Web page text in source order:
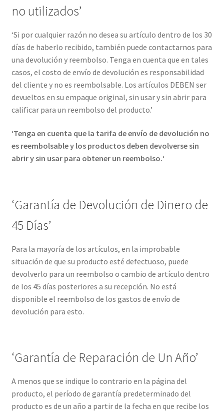
no utilizados’
‘Si por cualquier razón no desea su artículo dentro de los 30
días de haberlo recibido, también puede contactarnos para
una devolución y reembolso. Tenga en cuenta que en tales
casos, el costo de envío de devolución es responsabilidad
del cliente y no es reembolsable. Los artículos DEBEN ser
devueltos en su empaque original, sin usar y sin abrir para
calificar para un reembolso del producto.’
‘Tenga en cuenta que la tarifa de envío de devolución no
es reembolsable y los productos deben devolverse sin
abrir y sin usar para obtener un reembolso.‘
‘Garantía de Devolución de Dinero de
45 Días’
Para la mayoría de los artículos, en la improbable
situación de que su producto esté defectuoso, puede
devolverlo para un reembolso o cambio de artículo dentro
de los 45 días posteriores a su recepción. No está
disponible el reembolso de los gastos de envío de
devolución para esto.
‘Garantía de Reparación de Un Año’
A menos que se indique lo contrario en la página del
producto, el período de garantía predeterminado del
producto es de un año a partir de la fecha en que recibe los